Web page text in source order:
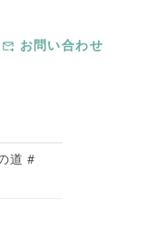
forward_to_inbox お問い合わせ
道＃